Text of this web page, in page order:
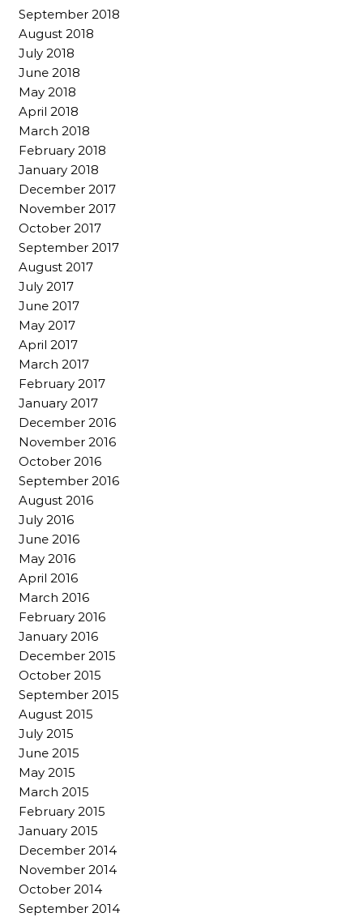
September 2018
August 2018
July 2018
June 2018
May 2018
April 2018
March 2018
February 2018
January 2018
December 2017
November 2017
October 2017
September 2017
August 2017
July 2017
June 2017
May 2017
April 2017
March 2017
February 2017
January 2017
December 2016
November 2016
October 2016
September 2016
August 2016
July 2016
June 2016
May 2016
April 2016
March 2016
February 2016
January 2016
December 2015
October 2015
September 2015
August 2015
July 2015
June 2015
May 2015
March 2015
February 2015
January 2015
December 2014
November 2014
October 2014
September 2014